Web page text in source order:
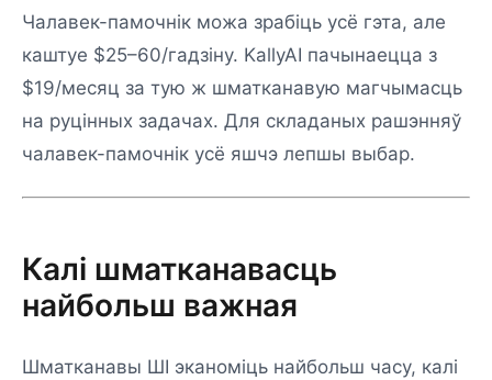
Чалавек-памочнік можа зрабіць усё гэта, але
каштуе $25–60/гадзіну. KallyAI пачынаецца з
$19/месяц за тую ж шматканавую магчымасць
на руцінных задачах. Для складаных рашэнняў
чалавек-памочнік усё яшчэ лепшы выбар.
Калі шматканавасць
найбольш важная
Шматканавы ШІ эканоміць найбольш часу, калі